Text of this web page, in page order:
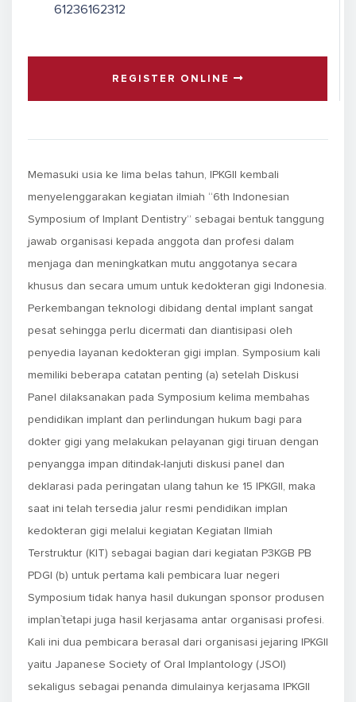
61236162312
REGISTER ONLINE
Memasuki usia ke lima belas tahun, IPKGII kembali
menyelenggarakan kegiatan ilmiah “6th Indonesian
Symposium of Implant Dentistry” sebagai bentuk tanggung
jawab organisasi kepada anggota dan profesi dalam
menjaga dan meningkatkan mutu anggotanya secara
khusus dan secara umum untuk kedokteran gigi Indonesia.
Perkembangan teknologi dibidang dental implant sangat
pesat sehingga perlu dicermati dan diantisipasi oleh
penyedia layanan kedokteran gigi implan. Symposium kali
memiliki beberapa catatan penting (a) setelah Diskusi
Panel dilaksanakan pada Symposium kelima membahas
pendidikan implant dan perlindungan hukum bagi para
dokter gigi yang melakukan pelayanan gigi tiruan dengan
penyangga impan ditindak-lanjuti diskusi panel dan
deklarasi pada peringatan ulang tahun ke 15 IPKGII, maka
saat ini telah tersedia jalur resmi pendidikan implan
kedokteran gigi melalui kegiatan Kegiatan Ilmiah
Terstruktur (KIT) sebagai bagian dari kegiatan P3KGB PB
PDGI (b) untuk pertama kali pembicara luar negeri
Symposium tidak hanya hasil dukungan sponsor produsen
implan`tetapi juga hasil kerjasama antar organisasi profesi.
Kali ini dua pembicara berasal dari organisasi jejaring IPKGII
yaitu Japanese Society of Oral Implantology (JSOI)
sekaligus sebagai penanda dimulainya kerjasama IPKGII